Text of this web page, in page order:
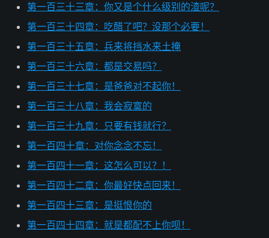
第一百三十三章：你又是个什么级别的渣呢？
第一百三十四章：吃醋了吧？没那个必要！
第一百三十五章：兵来将挡水来土掩
第一百三十六章：都是交易吗？
第一百三十七章：是爸爸对不起你！
第一百三十八章：我会寂寞的
第一百三十九章：只要有钱就行？
第一百四十章：对你念念不忘！
第一百四十一章：这怎么可以？！
第一百四十二章：你最好快点回来！
第一百四十三章：是挺恨你的
第一百四十四章：就是都配不上你呗！